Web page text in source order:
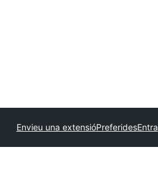
Envieu una extensióPreferidesEntra